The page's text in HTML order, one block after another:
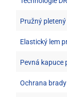
Pružný
Elastický lem
Pevná kapuce
Ochrana